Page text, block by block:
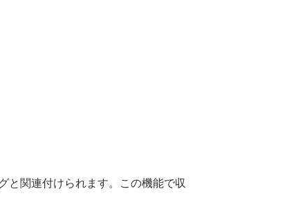
と関連付けられます。この機能で収